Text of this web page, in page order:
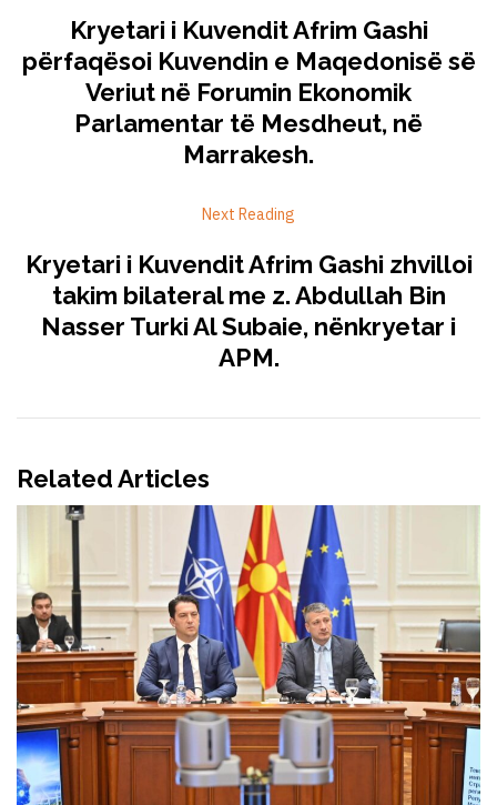
Kryetari i Kuvendit Afrim Gashi
përfaqësoi Kuvendin e Maqedonisë së
Veriut në Forumin Ekonomik
Parlamentar të Mesdheut, në
Marrakesh.
Next Reading
Kryetari i Kuvendit Afrim Gashi zhvilloi
takim bilateral me z. Abdullah Bin
Nasser Turki Al Subaie, nënkryetar i
APM.
Related Articles